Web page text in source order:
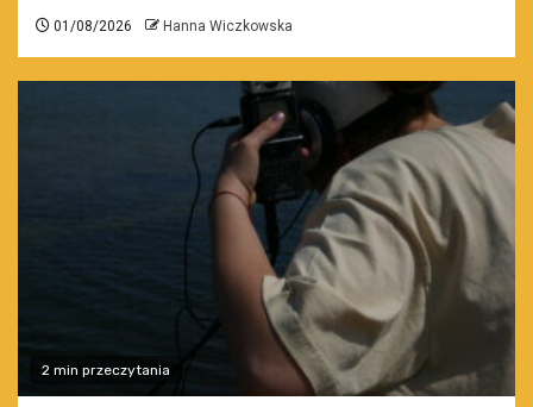
01/08/2026 Hanna Wiczkowska
2 min przeczytania